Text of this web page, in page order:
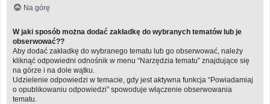
Na górę
W jaki sposób można dodać zakładkę do wybranych tematów lub je
obserwować??
Aby dodać zakładkę do wybranego tematu lub go obserwować, należy
kliknąć odpowiedni odnośnik w menu “Narzędzia tematu” znajdujące się
na górze i na dole wątku.
Udzielenie odpowiedzi w temacie, gdy jest aktywna funkcja “Powiadamiaj
o opublikowaniu odpowiedzi” spowoduje włączenie obserwowania
tematu.